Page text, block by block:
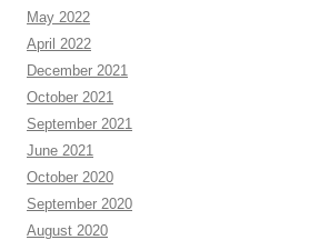
May 2022
April 2022
December 2021
October 2021
September 2021
June 2021
October 2020
September 2020
August 2020